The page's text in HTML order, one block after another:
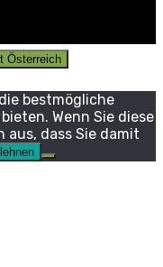
Österreich
bestmögliche
Wenn Sie diese
dass Sie damit